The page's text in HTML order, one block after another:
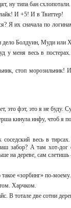
ну типа бан схлопотали.
И +5! И в Твиттер!
Я их сначала по
Болдуин, Муди или
меня весь в
стоп
это фэт, это я не буду.
кинула инфу, чтоб я
весь в
забор? А там хот-
на дереве, сам
«зорбинг» по-
Харчком.
В тотале две сотни